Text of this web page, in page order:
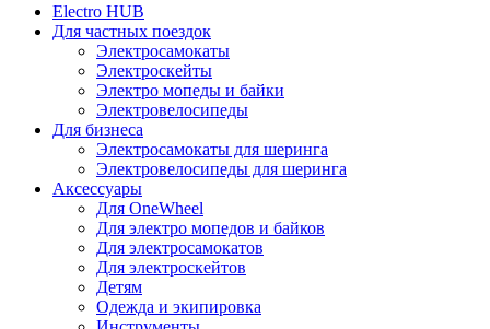
Electro HUB
Для частных поездок
Электросамокаты
Электроскейты
Электро мопеды и байки
Электровелосипеды
Для бизнеса
Электросамокаты для шеринга
Электровелосипеды для шеринга
Аксессуары
Для OneWheel
Для электро мопедов и байков
Для электросамокатов
Для электроскейтов
Детям
Одежда и экипировка